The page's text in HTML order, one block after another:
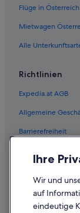
Flüge in Österreich
Mietwagen
Alle
Richtlinien
Expedia.at AGB
Allgemeine
Barrierefreiheit
Rechtliche
Ihre
Wir und
auf
eindeutige